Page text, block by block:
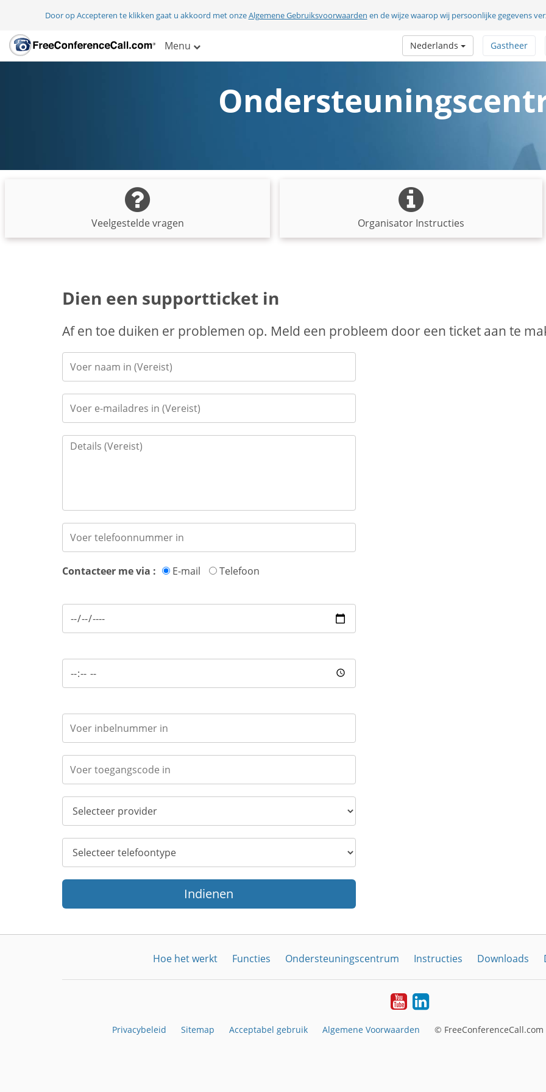
Door op Accepteren te klikken gaat u akkoord met onzeAlgemene Gebruiksvoorwaarden en de wijze waarop wij persoonlijke gegevens
Menu Gastheer
Nederlands
Veelgestelde vragen Organisator Instructies
Dien een supportticket in
Af en toe duiken er problemen op. Meld een probleem door een ticket aan te
Contacteer me via : E-mail Telefoon
Indienen
Hoe het werkt Functies Ondersteuningscentrum Instructies Downloads
YouTubeLinkedIn
Privacybeleid Sitemap Acceptabel gebruik Algemene Voorwaarden © FreeConferenceCall.com